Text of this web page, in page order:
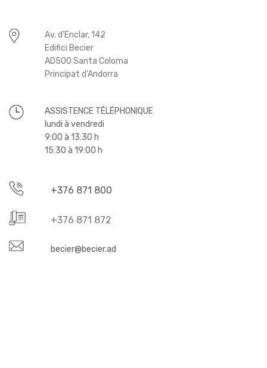
Av. d'Enclar, 142
Edifici Becier
AD500 Santa Coloma
Principat d’Andorra
ASSISTENCE TÉLÉPHONIQUE
lundi à vendredi
9:00 à 13:30 h
15:30 à 19:00 h
+376 871 800
+376 871 872
becier@becier.ad